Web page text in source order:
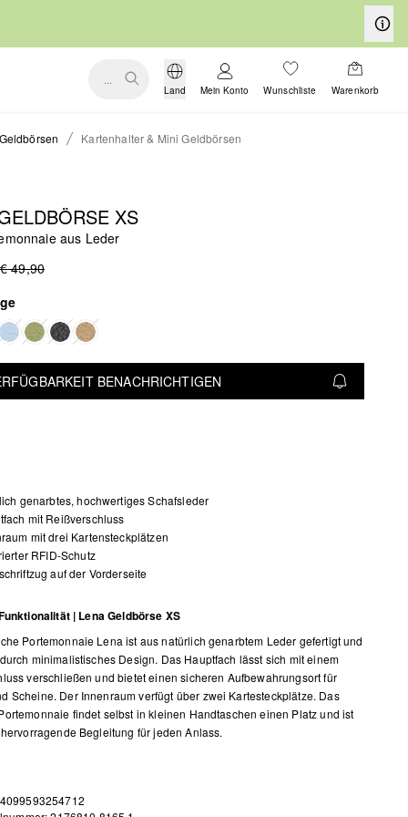
...
Land Mein Konto Wunschliste Warenkorb
Geldbörsen Kartenhalter & Mini Geldbörsen
XS
aus Leder
€ 49,90
BENACHRICHTIGEN
genarbtes, hochwertiges Schafsleder
mit Reißverschluss
mit drei Kartensteckplätzen
RFID-Schutz
auf der Vorderseite
| Lena Geldbörse XS
Portemonnaie Lena ist aus natürlich genarbtem Leder gefertigt und
minimalistisches Design. Das Hauptfach lässt sich mit einem
verschließen und bietet einen sicheren Aufbewahrungsort für
Scheine. Der Innenraum verfügt über zwei Kartesteckplätze. Das
findet selbst in kleinen Handtaschen einen Platz und ist
Begleitung für jeden Anlass.